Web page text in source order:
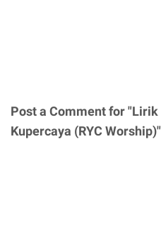
Post a Comment for "Lirik
Kupercaya (RYC Worship)"